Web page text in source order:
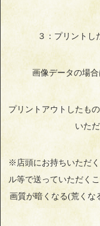
３：プリントし
画像データの場
プリントアウトしたも
いた
※店頭にお持ちいただ
ル等で送っていただく
画質が暗くなる(荒くな